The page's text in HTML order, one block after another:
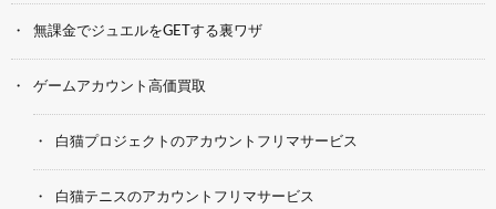
無課金でジュエルをGETする裏ワザ
ゲームアカウント高価買取
白猫プロジェクトのアカウントフリマサービス
白猫テニスのアカウントフリマサービス